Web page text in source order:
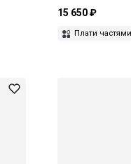
15 650 ₽
Плати частями